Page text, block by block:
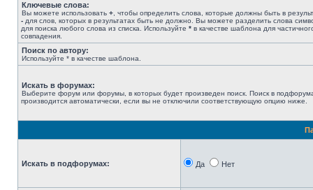
Ключевые слова:
Вы можете использовать + , чтобы определить слова, которые должны быть в
- для слов, которых в результатах быть не должно. Вы можете разделить слова
для поиска любого слова из списка. Используйте * в качестве шаблона для
совпадения.
Поиск по автору:
Используйте * в качестве шаблона.
Искать в форумах:
Выберите форум или форумы, в которых будет произведен поиск. Поиск в
производится автоматически, если вы не отключили соответствующую опцию ниже.
Искать в подфорумах: Да Нет